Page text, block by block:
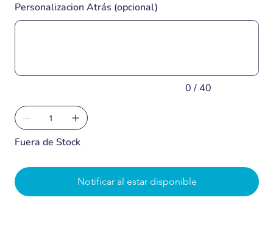
Personalizacion Atrás (opcional)
40
0 / 40
Fuera de Stock
Notificar al estar disponible